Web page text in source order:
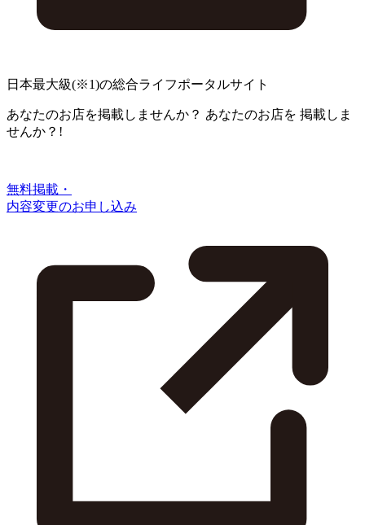
日本最大級(※1)の総合ライフポータルサイト
あなたのお店を掲載しませんか？ あなたのお店を 掲載しま
せんか？!
無料掲載・
内容変更のお申し込み